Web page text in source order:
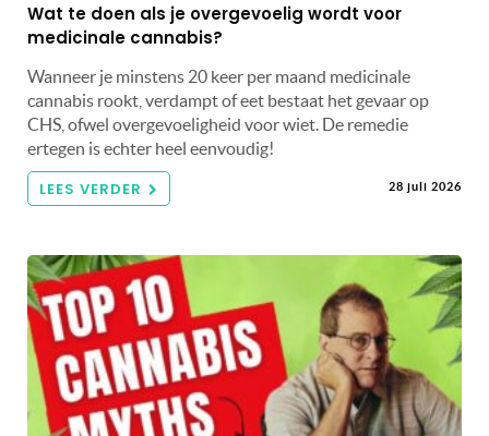
Wat te doen als je overgevoelig wordt voor
medicinale cannabis?
Wanneer je minstens 20 keer per maand medicinale
cannabis rookt, verdampt of eet bestaat het gevaar op
CHS, ofwel overgevoeligheid voor wiet. De remedie
ertegen is echter heel eenvoudig!
LEES VERDER 28 juli 2026